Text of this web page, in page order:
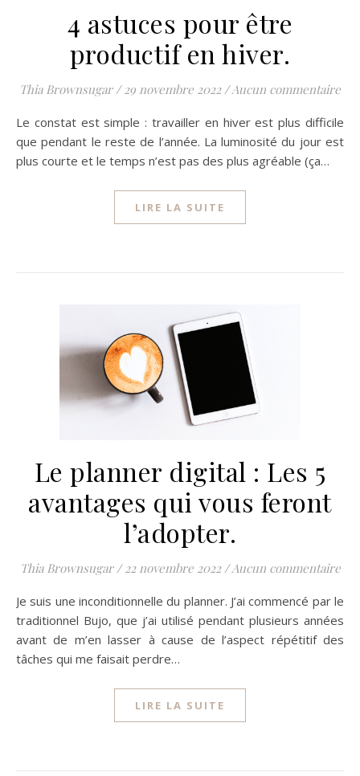
4 astuces pour être
productif en hiver.
Thia Brownsugar / 29 novembre 2022 / Aucun commentaire
Le constat est simple : travailler en hiver est plus difficile
que pendant le reste de l’année. La luminosité du jour est
plus courte et le temps n’est pas des plus agréable (ça…
LIRE LA SUITE
Le planner digital : Les 5
avantages qui vous feront
l’adopter.
Thia Brownsugar / 22 novembre 2022 / Aucun commentaire
Je suis une inconditionnelle du planner. J’ai commencé par le
traditionnel Bujo, que j’ai utilisé pendant plusieurs années
avant de m’en lasser à cause de l’aspect répétitif des
tâches qui me faisait perdre…
LIRE LA SUITE